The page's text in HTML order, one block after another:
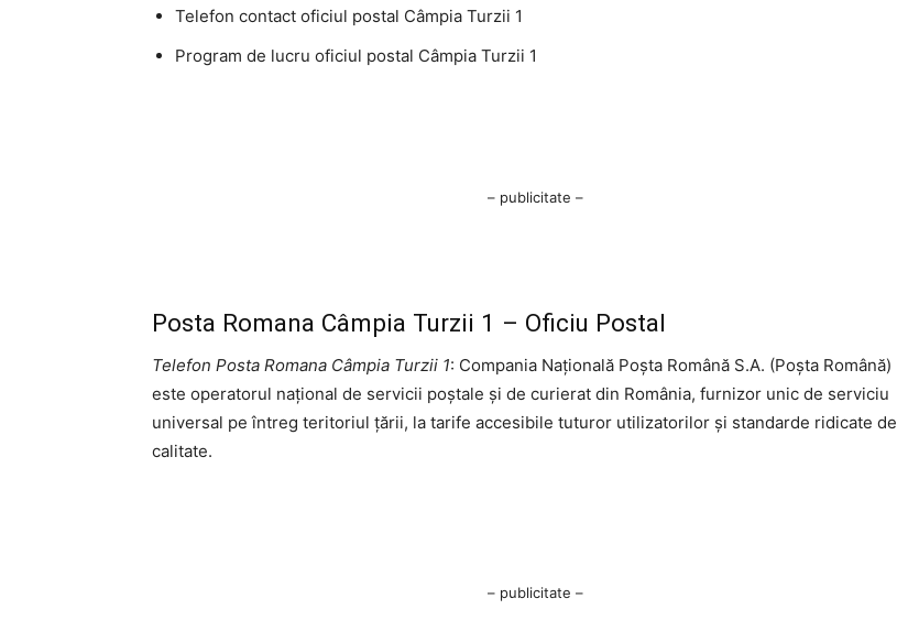
Telefon contact oficiul postal Câmpia Turzii 1
Program de lucru oficiul postal Câmpia Turzii 1
– publicitate –
Posta Romana Câmpia Turzii 1 – Oficiu Postal
Telefon Posta Romana Câmpia Turzii 1: Compania Națională Poșta Română S.A. (Poșta Română)
este operatorul național de servicii poștale și de curierat din România, furnizor unic de serviciu
universal pe întreg teritoriul țării, la tarife accesibile tuturor utilizatorilor și standarde ridicate de
calitate.
– publicitate –